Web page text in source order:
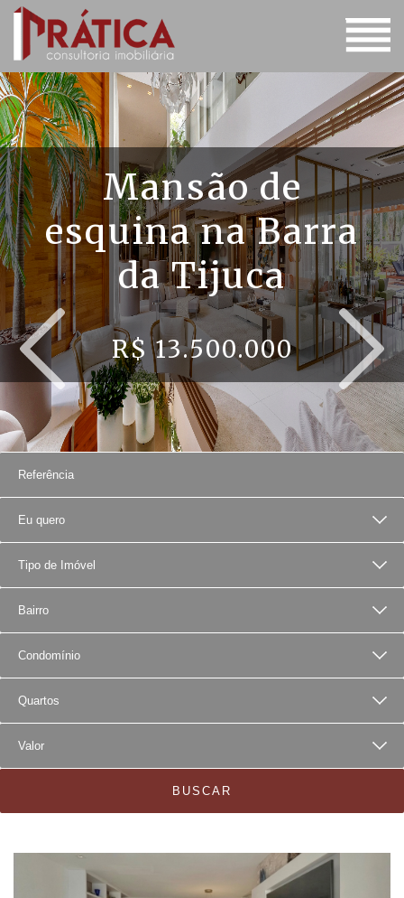
Mansão de
esquina na Barra
da Tijuca
R$ 13.500.000